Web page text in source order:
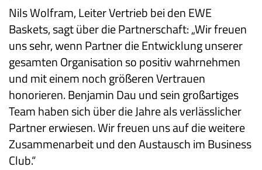
Nils Wolfram, Leiter Vertrieb bei den EWE
Baskets, sagt über die Partnerschaft: „Wir freuen
uns sehr, wenn Partner die Entwicklung unserer
gesamten Organisation so positiv wahrnehmen
und mit einem noch größeren Vertrauen
honorieren. Benjamin Dau und sein großartiges
Team haben sich über die Jahre als verlässlicher
Partner erwiesen. Wir freuen uns auf die weitere
Zusammenarbeit und den Austausch im Business
Club.“